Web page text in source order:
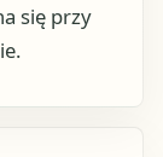
się przy